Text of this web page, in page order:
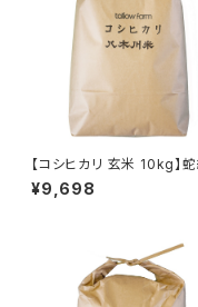
【コシヒカリ 玄米 10kg】
特別栽培米 八木川米
産 令和７年産 令和七年産
農薬の減農薬(低農薬) 天日
に近い乾燥で発芽玄米・酵
かせ)玄米・発酵玄米 用に
機JAS 以上の拘り 低温保
¥9,698